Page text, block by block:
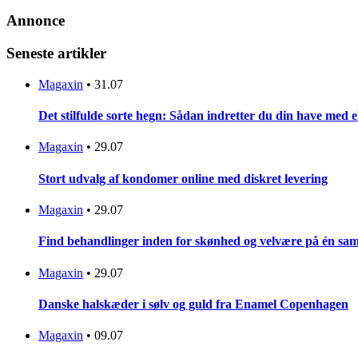
Annonce
Seneste artikler
Magaxin • 31.07
Det stilfulde sorte hegn: Sådan indretter du din have med
Magaxin • 29.07
Stort udvalg af kondomer online med diskret levering
Magaxin • 29.07
Find behandlinger inden for skønhed og velvære på én
Magaxin • 29.07
Danske halskæder i sølv og guld fra Enamel Copenhagen
Magaxin • 09.07